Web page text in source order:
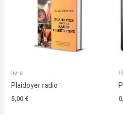
livre
Plaidoyer radio
5,00 €